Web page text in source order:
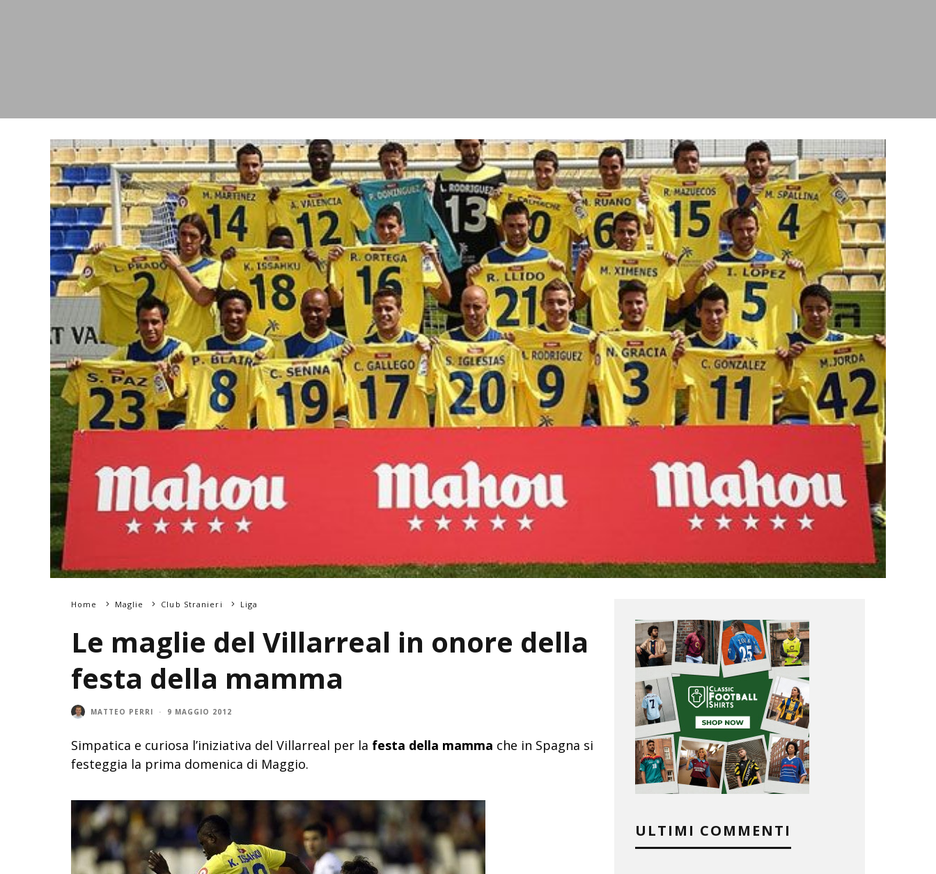
Home Maglie Club Stranieri Liga
Le maglie del Villarreal in onore della
festa della mamma
MATTEO PERRI · 9 MAGGIO 2012
Simpatica e curiosa l’iniziativa del Villarreal per la festa della mamma che in Spagna si
festeggia la prima domenica di Maggio.
ULTIMI COMMENTI